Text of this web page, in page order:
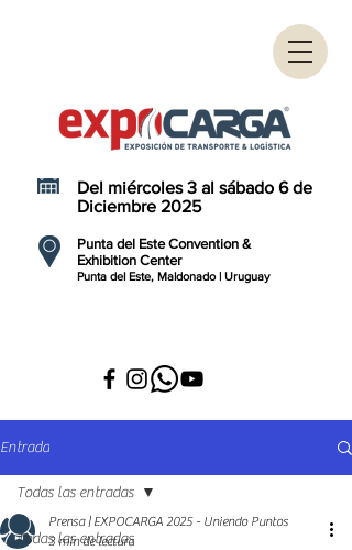
Punta del Este Convention &
Exhibition Center
Punta del Este, Maldonado | Uruguay
Del miércoles 3 al sábado 6 de
Diciembre 2025
Entrada
Todas las entradas
Todas las entradas
Prensa | EXPOCARGA 2025 - Uniendo Puntos
3 min de lectura